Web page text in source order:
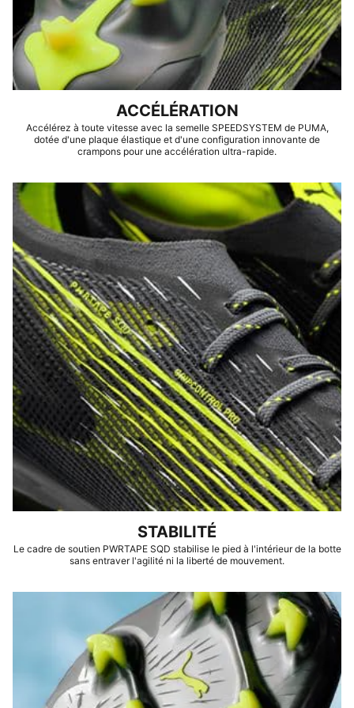
ACCÉLÉRATION
Accélérez à toute vitesse avec la semelle SPEEDSYSTEM de PUMA,
dotée d'une plaque élastique et d'une configuration innovante de
crampons pour une accélération ultra-rapide.
STABILITÉ
Le cadre de soutien PWRTAPE SQD stabilise le pied à l'intérieur de la botte
sans entraver l'agilité ni la liberté de mouvement.